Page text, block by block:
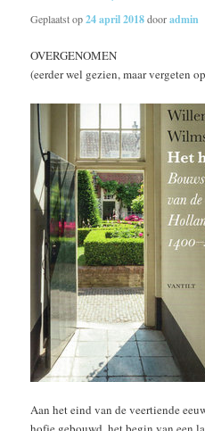
Geplaatst op24 april 2018dooradmin
OVERGENOMEN
(eerder wel gezien, maar vergeten
Aan het eind van de veertiende